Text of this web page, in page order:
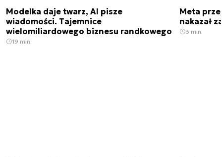
Modelka daje twarz, AI pisze
wiadomości. Tajemnice
wielomiliardowego biznesu randkowego
19 min.
Meta
nakazał
3 min.